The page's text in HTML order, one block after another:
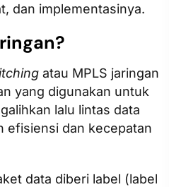
dan implementasinya.
atau MPLS jaringan
yang digunakan untuk
lalu lintas data
efisiensi dan kecepatan
data diberi label (label